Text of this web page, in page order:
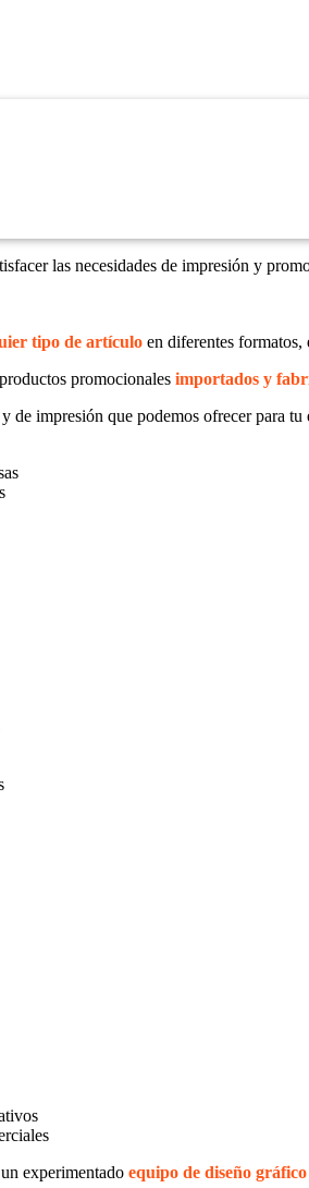
las necesidades de impresión y
tipo de artículo en diferentes formatos,
promocionalesimportados y
de impresión que podemos ofrecer para tu
experimentadoequipo de diseño gráfico